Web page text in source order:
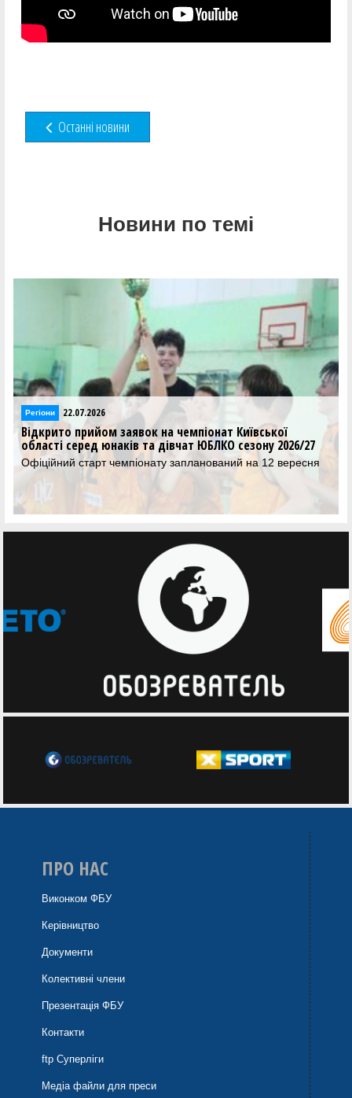
Останні новини
Новини по темі
22.07.2026
прийом заявок на чемпіонат Київської
серед юнаків та дівчат ЮБЛКО сезону 2026/27
старт чемпіонату запланований на 12 вересня
В
ПРО НАС
Виконком ФБУ
Керівництво
Документи
Колективні члени
Презентація ФБУ
Контакти
ftp Суперліги
Медіа файли для преси